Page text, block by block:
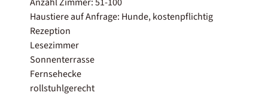
Haustiere auf Anfrage: Hunde, kostenpflichtig
Rezeption
Lesezimmer
Sonnenterrasse
Fernsehecke
rollstuhlgerecht